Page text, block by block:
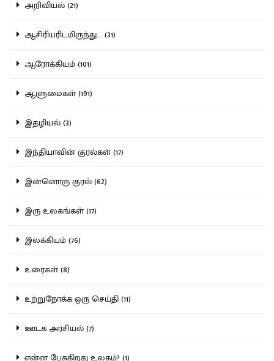
அறிவியல் (21)
ஆசிரியரிடமிருந்து... (31)
ஆரோக்கியம் (101)
ஆளுமைகள் (191)
இதழியல் (3)
இந்தியாவின் குரல்கள் (17)
இன்னொரு குரல் (62)
இரு உலகங்கள் (17)
இலக்கியம் (76)
உரைகள் (8)
உற்றுநோக்க ஒரு செய்தி (11)
ஊடக அரசியல் (7)
என்ன பேசுகிறது உலகம்? (1)